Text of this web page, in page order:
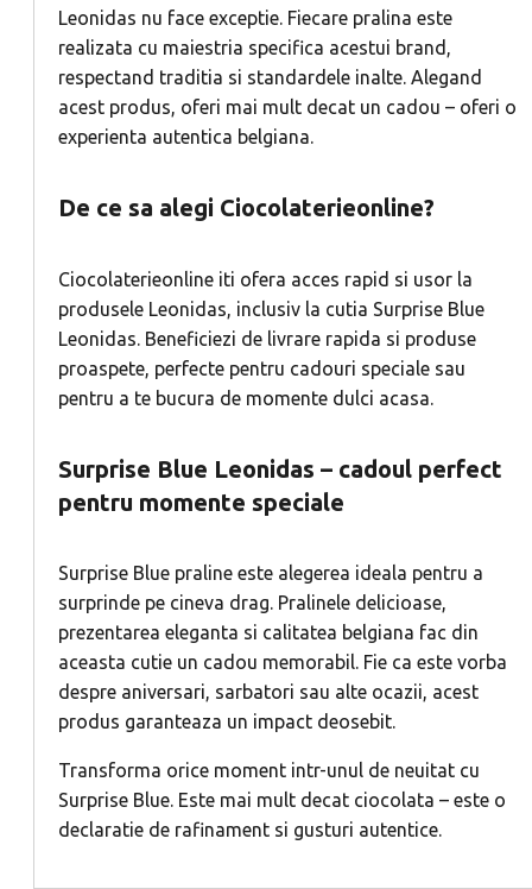
Leonidas nu face exceptie. Fiecare pralina este
realizata cu maiestria specifica acestui brand,
respectand traditia si standardele inalte. Alegand
acest produs, oferi mai mult decat un cadou – oferi o
experienta autentica belgiana.
De ce sa alegi Ciocolaterieonline?
Ciocolaterieonline iti ofera acces rapid si usor la
produsele Leonidas, inclusiv la cutia Surprise Blue
Leonidas. Beneficiezi de livrare rapida si produse
proaspete, perfecte pentru cadouri speciale sau
pentru a te bucura de momente dulci acasa.
Surprise Blue Leonidas – cadoul perfect
pentru momente speciale
Surprise Blue praline este alegerea ideala pentru a
surprinde pe cineva drag. Pralinele delicioase,
prezentarea eleganta si calitatea belgiana fac din
aceasta cutie un cadou memorabil. Fie ca este vorba
despre aniversari, sarbatori sau alte ocazii, acest
produs garanteaza un impact deosebit.
Transforma orice moment intr-unul de neuitat cu
Surprise Blue. Este mai mult decat ciocolata – este o
declaratie de rafinament si gusturi autentice.